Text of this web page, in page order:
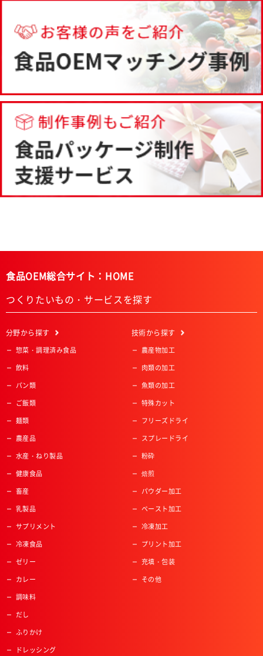
食品OEM総合サイト：HOME
つくりたいもの・サービスを探す
分野から探す
惣菜・調理済み食品
飲料
パン類
ご飯類
麺類
農産品
水産・ねり製品
健康食品
畜産
乳製品
サプリメント
冷凍食品
ゼリー
カレー
調味料
だし
ふりかけ
ドレッシング
技術から探す
農産物加工
肉類の加工
魚類の加工
特殊カット
フリーズドライ
スプレードライ
粉砕
焙煎
パウダー加工
ペースト加工
冷凍加工
プリント加工
充填・包装
その他